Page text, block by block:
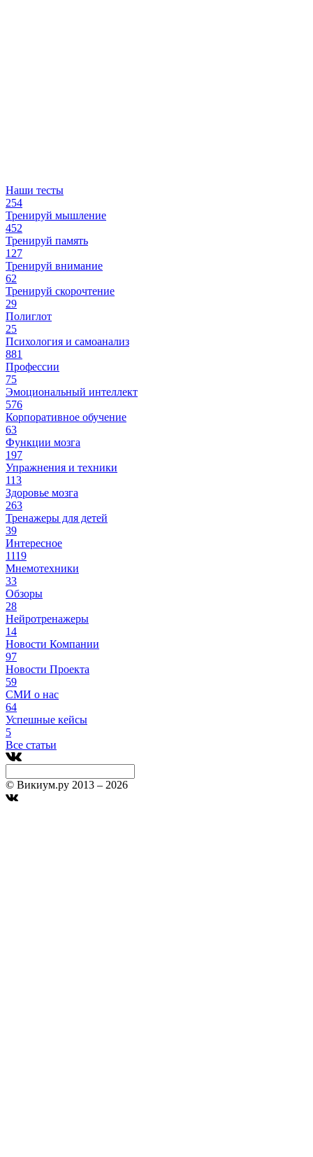
Наши тесты
254
Тренируй мышление
452
Тренируй память
127
Тренируй внимание
62
Тренируй скорочтение
29
Полиглот
25
Психология и самоанализ
881
Профессии
75
Эмоциональный интеллект
576
Корпоративное обучение
63
Функции мозга
197
Упражнения и техники
113
Здоровье мозга
263
Тренажеры для детей
39
Интересное
1119
Мнемотехники
33
Обзоры
28
Нейротренажеры
14
Новости Компании
97
Новости Проекта
59
СМИ о нас
64
Успешные кейсы
5
Все статьи
© Викиум.ру 2013 – 2026